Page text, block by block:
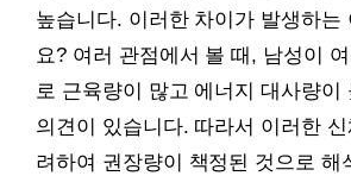
높습니다. 이러한 차이가 발생하는
요? 여러 관점에서 볼 때, 남성이
로 근육량이 많고 에너지 대사량이
의견이 있습니다. 따라서 이러한
려하여 권장량이 책정된 것으로 해